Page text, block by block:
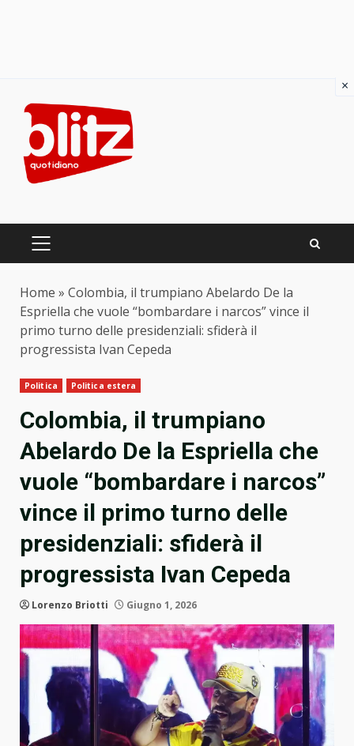
content
PRIMARY
Home » Colombia, il trumpiano Abelardo De la
Espriella che vuole “bombardare i narcos” vince il
primo turno delle presidenziali: sfiderà il
progressista Ivan Cepeda
Politica Politica estera
Colombia, il trumpiano
Abelardo De la Espriella che
vuole “bombardare i narcos”
vince il primo turno delle
presidenziali: sfiderà il
progressista Ivan Cepeda
Lorenzo Briotti Giugno 1, 2026
×